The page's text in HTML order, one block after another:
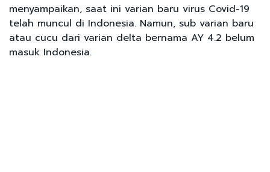
menyampaikan, saat ini varian baru virus Covid-19
telah muncul di Indonesia. Namun, sub varian baru
atau cucu dari varian delta bernama AY 4.2 belum
masuk Indonesia.